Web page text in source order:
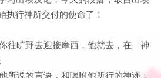
执行神所交付的使命了！
往旷野去迎接摩西，他就去，在 神
所说的言语，和嘱咐他所行的神迹，